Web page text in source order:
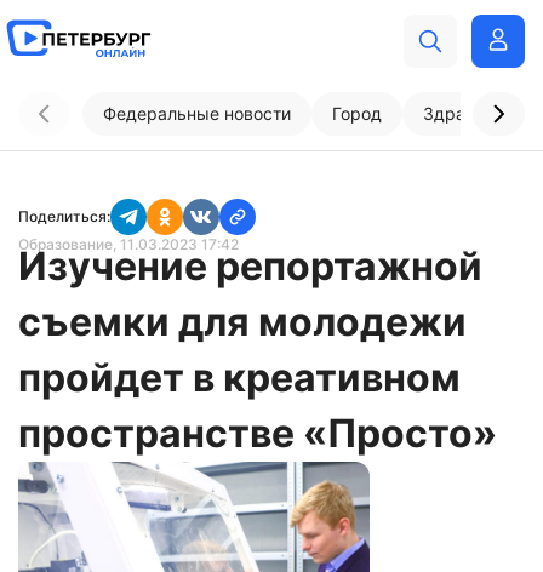
Федеральные новости Город
Поделиться:
Образование, 11.03.2023 17:42
Изучение репортажной
съемки для молодежи
пройдет в креативном
пространстве «Просто»